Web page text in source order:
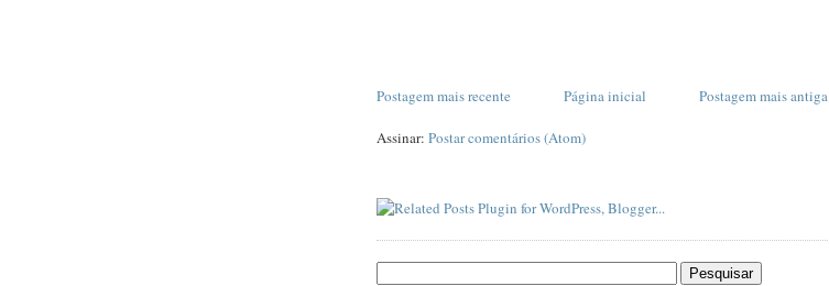
Postagem mais recente Postagem mais antiga
Página inicial
Assinar: Postar comentários (Atom)